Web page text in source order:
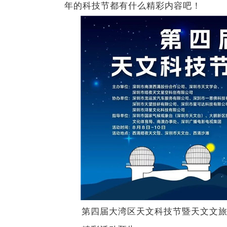
年的科技节都有什么精彩内容吧！
第四届大湾区天文科技节暨天文文